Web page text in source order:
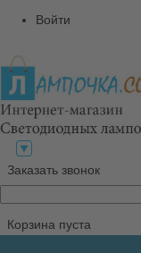
Войти
Заказать звонок
Корзина пуста